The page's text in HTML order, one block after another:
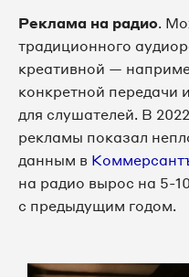
Реклама на радио.
традиционного
креативной —
конкретной передачи
для слушателей. В
рекламы показал
данным в
на радио вырос на 5-
с предыдущим годом.